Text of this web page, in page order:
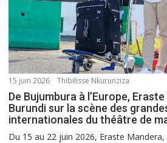
15 juin 2026 Thibilisse Nkurunziza
De Bujumbura à l’Europe,
Burundi sur la scène des
internationales du théâtre de
Du 15 au 22 juin 2026, Eraste